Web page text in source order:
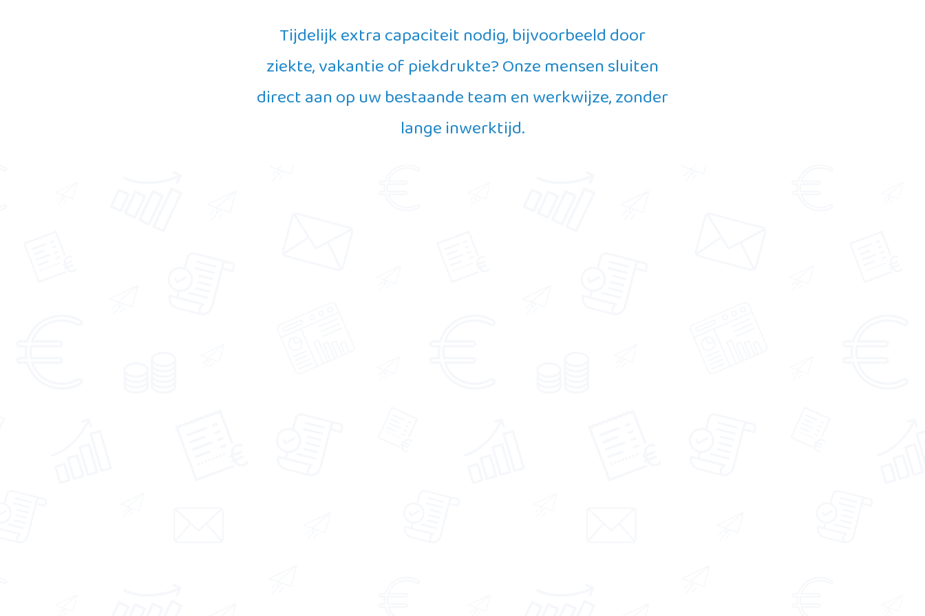
Tijdelijk extra capaciteit nodig, bijvoorbeeld door
ziekte, vakantie of piekdrukte? Onze mensen sluiten
direct aan op uw bestaande team en werkwijze, zonder
lange inwerktijd.